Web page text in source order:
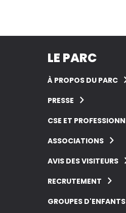
LE PARC
À PROPOS DU PARC
PRESSE
CSE ET
ASSOCIATIONS
AVIS DES VISITEURS
RECRUTEMENT
GROUPES D'ENFANTS